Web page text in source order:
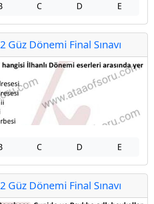
C D E
Güz Dönemi Final Sınavı
C D E
Güz Dönemi Final Sınavı